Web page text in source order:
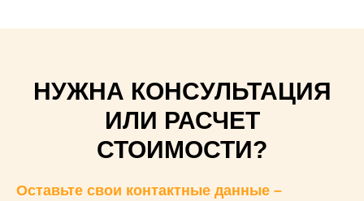
НУЖНА КОНСУЛЬТАЦИЯ
ИЛИ РАСЧЕТ
СТОИМОСТИ?
Оставьте свои контактные данные –